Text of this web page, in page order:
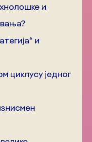
и
и
циклусу једног